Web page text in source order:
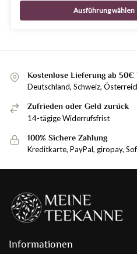
Ausführung wählen
Kostenlose Lieferung ab 50€
Deutschland, Schweiz,
Zufrieden oder Geld zurück
14-tägige Widerrufsfrist
100% Sichere Zahlung
Kreditkarte, PayPal, giropay,
Informationen